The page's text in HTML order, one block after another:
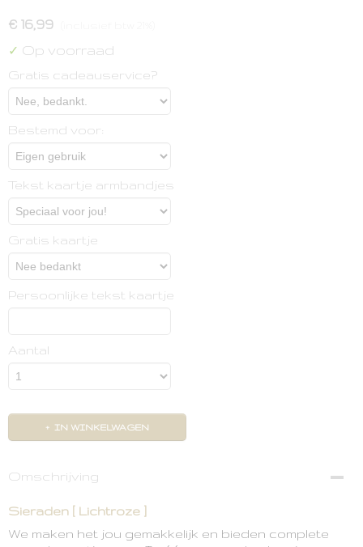
€ 16,99
✓ Op voorraad
Gratis cadeauservice?
Bestemd voor:
Tekst kaartje armbandjes
Gratis kaartje
Persoonlijke tekst kaartje
Aantal
IN WINKELWAGEN
Omschrijving
Sieraden [ Lichtroze ]
We maken het jou gemakkelijk en bieden complete